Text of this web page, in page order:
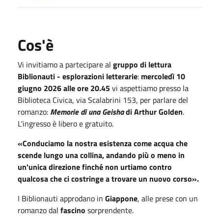
Cos'è
Vi invitiamo a partecipare al gruppo di lettura
Biblionauti - esplorazioni letterarie: mercoledì 10
giugno 2026 alle ore 20.45vi aspettiamo presso la
Biblioteca Civica, via Scalabrini 153, per parlare del
romanzo: Memorie di una Geishadi Arthur Golden.
L'ingresso è libero e gratuito.
«Conduciamo la nostra esistenza come acqua che
scende lungo una collina, andando più o meno in
un'unica direzione finché non urtiamo contro
qualcosa che ci costringe a trovare un nuovo corso».
I Biblionauti approdano in Giappone, alle prese con un
romanzo dal fascino sorprendente.